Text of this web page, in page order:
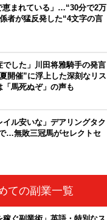
恵まれている」…“30分で2万
者が猛反発した“4文字の言
でした」川田将雅騎手の発言
開催”に浮上した深刻なリス
「馬死ぬぞ」の声も
イル安いな」デアリングタク
…無敗三冠馬がセレクトセ
ての副業一覧